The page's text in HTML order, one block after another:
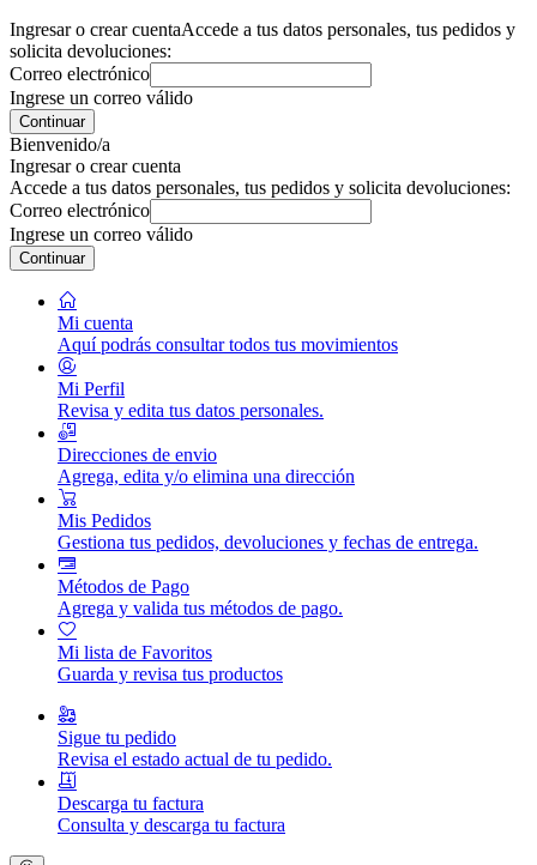
Ingresar o crear cuentaAccede a tus datos personales, tus pedidos y
solicita devoluciones:
Correo electrónico
Ingrese un correo válido
Continuar
Bienvenido/a
Ingresar o crear cuenta
Accede a tus datos personales, tus pedidos y solicita devoluciones:
Correo electrónico
Ingrese un correo válido
Continuar
Mi cuenta
Aquí podrás consultar todos tus movimientos
Mi Perfil
Revisa y edita tus datos personales.
Direcciones de envio
Agrega, edita y/o elimina una dirección
Mis Pedidos
Gestiona tus pedidos, devoluciones y fechas de entrega.
Métodos de Pago
Agrega y valida tus métodos de pago.
Mi lista de Favoritos
Guarda y revisa tus productos
Sigue tu pedido
Revisa el estado actual de tu pedido.
Descarga tu factura
Consulta y descarga tu factura